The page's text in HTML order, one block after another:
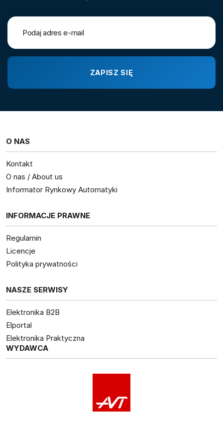
O NAS
Kontakt
O nas / About us
Informator Rynkowy Automatyki
INFORMACJE PRAWNE
Regulamin
Licencje
Polityka prywatności
NASZE SERWISY
Elektronika B2B
Elportal
Elektronika Praktyczna
WYDAWCA